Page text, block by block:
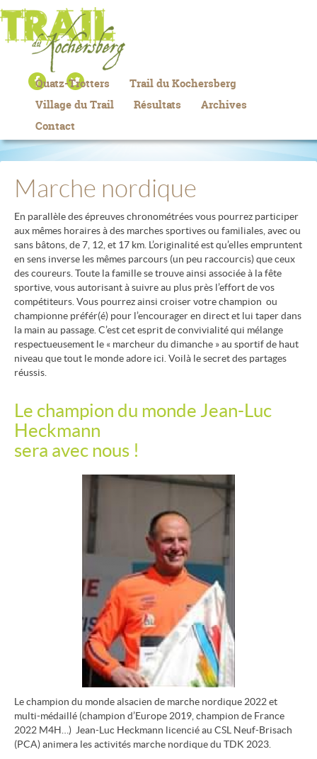
Quatz-Trotters
Trail du Kochersberg
Village du Trail
Résultats
Archives
Contact
Marche nordique
En parallèle des épreuves chronométrées vous pourrez participer
aux mêmes horaires à des marches sportives ou familiales, avec ou
sans bâtons, de 7, 12, et 17 km. L’originalité est qu’elles empruntent
en sens inverse les mêmes parcours (un peu raccourcis) que ceux
des coureurs. Toute la famille se trouve ainsi associée à la fête
sportive, vous autorisant à suivre au plus près l’effort de vos
compétiteurs. Vous pourrez ainsi croiser votre champion ou
championne préfér(é) pour l’encourager en direct et lui taper dans
la main au passage. C’est cet esprit de convivialité qui mélange
respectueusement le « marcheur du dimanche » au sportif de haut
niveau que tout le monde adore ici. Voilà le secret des partages
réussis.
Le champion du monde Jean-Luc
Heckmann
sera avec nous !
Le champion du monde alsacien de marche nordique 2022 et
multi-médaillé (champion d’Europe 2019, champion de France
2022 M4H…) Jean-Luc Heckmann licencié au CSL Neuf-Brisach
(PCA) animera les activités marche nordique du TDK 2023.